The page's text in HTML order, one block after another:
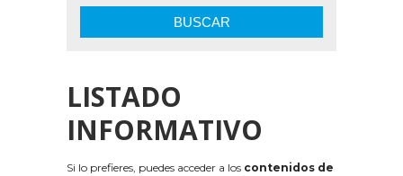
BUSCAR
LISTADO
INFORMATIVO
Si lo prefieres, puedes acceder a los contenidos de